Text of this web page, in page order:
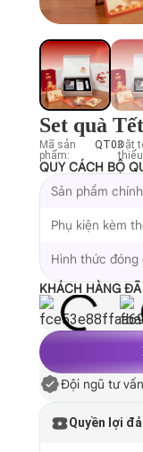
Set quà
Mã sản
phẩm:
QT03Đặt
QUY CÁCH BỘ
Sản phẩm chính
Phụ kiện kèm
Hình thức đóng
KHÁCH HÀNG
Đội ngũ tư
Quyền lợi